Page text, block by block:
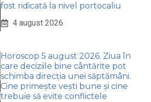
fost ridicată la nivel portocaliu
4 august 2026
Horoscop 5 august 2026. Ziua în
care deciziile bine cântărite pot
schimba direcția unei săptămâni.
Cine primește vești bune și cine
trebuie să evite conflictele